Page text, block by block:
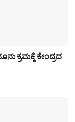
ಕ್ರಮಕ್ಕೆ ಕೇಂದ್ರದ